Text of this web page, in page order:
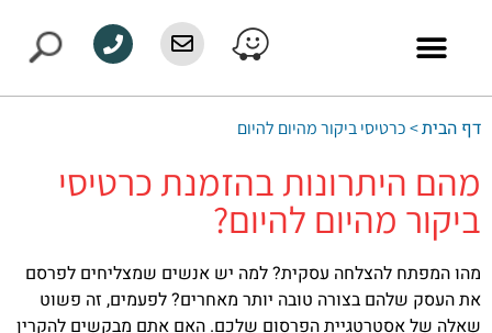
דף הבית>כרטיסי ביקור מהיום להיום
מהם היתרונות בהזמנת כרטיסי
ביקור מהיום להיום?
מהו המפתח להצלחה עסקית? למה יש אנשים שמצליחים לפרסם
את העסק שלהם בצורה טובה יותר מאחרים? לפעמים, זה פשוט
שאלה של אסטרטגיית הפרסום שלכם. האם אתם מבקשים להקרין